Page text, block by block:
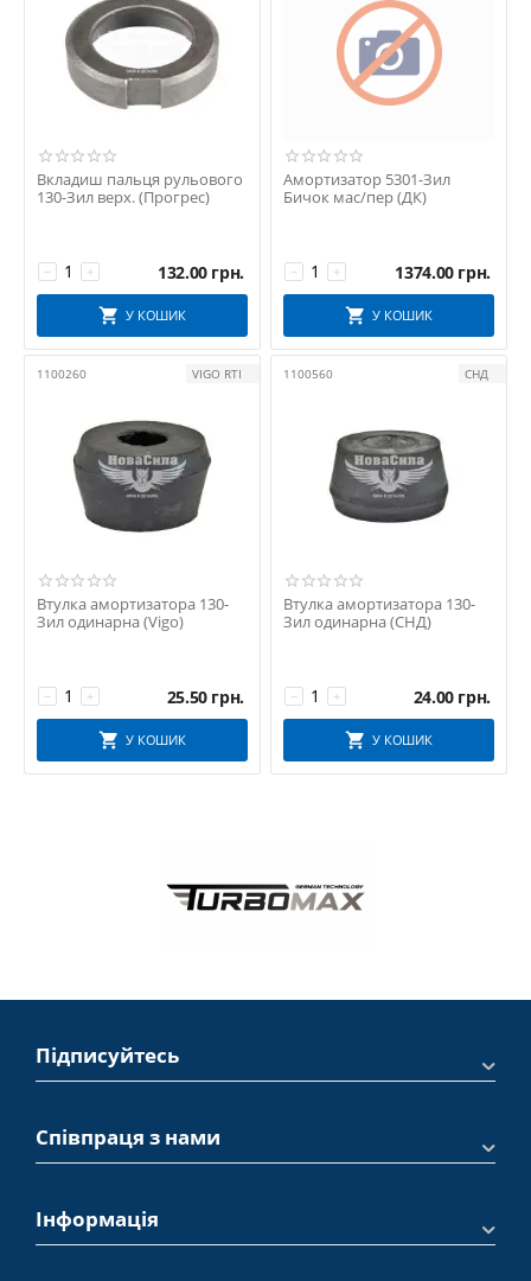
Вкладиш пальця рульового
130-Зил верх. (Прогрес)
+
− 132.00 грн.
У КОШИК
Амортизатор 5301-Зил
Бичок мас/пер (ДК)
+
− 1374.00 грн.
У КОШИК
1100260 VIGO RTI
Втулка амортизатора 130-
Зил одинарна (Vigo)
+
− 25.50 грн.
У КОШИК
1100560 СНД
Втулка амортизатора 130-
Зил одинарна (СНД)
+
− 24.00 грн.
У КОШИК
Підписуйтесь
Співпраця з нами
Інформація